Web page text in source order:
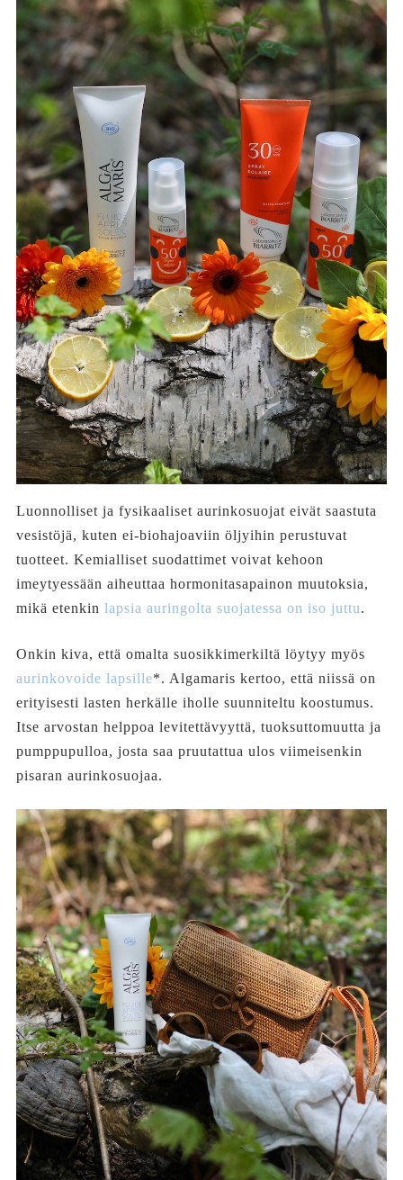
Luonnolliset ja fysikaaliset aurinkosuojat eivät saastuta
vesistöjä, kuten ei-biohajoaviin öljyihin perustuvat
tuotteet. Kemialliset suodattimet voivat kehoon
imeytyessään aiheuttaa hormonitasapainon muutoksia,
mikä etenkin lapsia auringolta suojatessa on iso juttu.
Onkin kiva, että omalta suosikkimerkiltä löytyy myös
aurinkovoide lapsille*. Algamaris kertoo, että niissä on
erityisesti lasten herkälle iholle suunniteltu koostumus.
Itse arvostan helppoa levitettävyyttä, tuoksuttomuutta ja
pumppupulloa, josta saa pruutattua ulos viimeisenkin
pisaran aurinkosuojaa.